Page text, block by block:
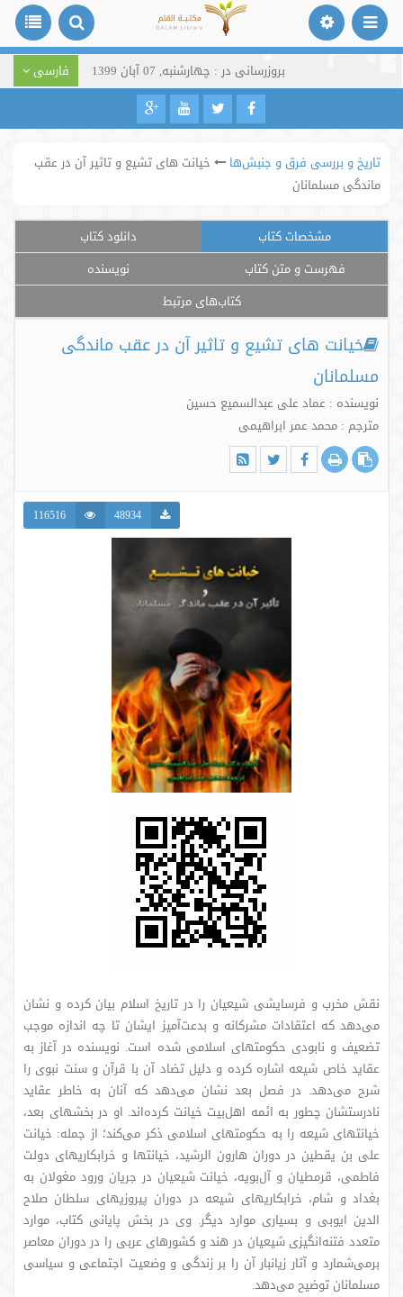
بروزرسانی در : چهارشنبه, 07 آبان 1399 فارسی
تاریخ و بررسی فرق و جنبش‌ها
خیانت های تشیع و تاثیر آن در عقب
ماندگی مسلمانان
مشخصات کتاب
دانلود کتاب
فهرست و متن کتاب
نویسنده
کتاب‌های مرتبط
خیانت های تشیع و تاثیر آن در عقب ماندگی
مسلمانان
نویسنده : عماد علی عبدالسمیع حسین
مترجم : محمد عمر ابراهیمی
48934
116516
نقش مخرب و فرسایشی شیعیان را در تاریخ اسلام بیان کرده و نشان
می‌دهد که اعتقادات مشرکانه و بدعت‌آمیز ایشان تا چه اندازه موجب
تضعیف و نابودی حکومتهای اسلامی شده است. نویسنده در آغاز به
عقاید خاص شیعه اشاره کرده و دلیل تضاد آن با قرآن و سنت نبوی را
شرح می‌دهد. در فصل بعد نشان می‌دهد که آنان به خاطر عقاید
نادرستشان چطور به ائمه اهل‌بیت خیانت کرده‌اند. او در بخشهای بعد،
خیانتهای شیعه را به حکومتهای اسلامی ذکر می‌کند؛ از جمله: خیانت
علی بن یقطین در دوران هارون‌ الرشید، خیانتها و خرابکاریهای دولت
فاطمی، قرمطیان و آل‌بویه، خیانت شیعیان در جریان ورود مغولان به
بغداد و شام، خرابکاریهای شیعه در دوران پیروزیهای سلطان صلاح
الدین ایوبی و بسیاری موارد دیگر. وی در بخش پایانی کتاب، موارد
متعدد فتنه‌انگیزی شیعیان در هند و کشورهای عربی را در دوران معاصر
برمی‌شمارد و آثار زیانبار آن را بر زندگی و وضعیت اجتماعی و سیاسی
مسلمانان توضیح می‌دهد.